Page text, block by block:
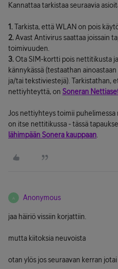
Kannattaa tarkistaa seuraavia
1.Tarkista, että WLAN on pois
2.Avast Antivirus saattaa joissain
toimivuuden.
3.Ota SIM-kortti pois nettitikusta
kännykässä (testaathan
ja/tai tekstiviestejä). Tarkistathan,
nettiyhteyttä, on Soneran
Jos nettiyhteys toimii
on itse nettitikussa - tässä
lähimpään Sonera kauppaan
A Anonymous
jaa häiriö vissiin korjattiin.
mutta kiitoksia neuvoista
otan ylös jos seuraavan kerran